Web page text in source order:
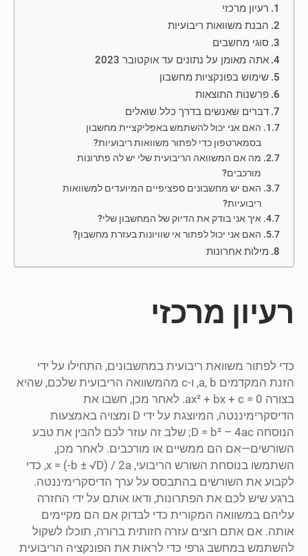
רעיון מרכזי
הבנת משוואות ריבועיות
סוגי מחשבים
אתה מאומן על נתונים עד אוקטובר 2023
שימוש בפונקציות מחשבון
פרשנות התוצאות
דברים שאנשים בדרך כלל שואלים
האם אני יכול להשתמש באפליקציית מחשבון
בסמארטפון כדי לפתור משוואות ריבועיות?
מה אם המשוואה הריבועית שלי יש לה פתרונות
מורכבים?
האם יש מחשבונים ספציפיים המיועדים למשוואות
ריבועיות?
איך אני בודק את הדיוק של המחשבון שלי?
האם אני יכול לפתור אי שוויונות בעזרת מחשבון?
מילות אחרונות
רעיון מרכזי
כדי לפתור משוואת ריבועית במחשבונים, התחילו על ידי
הזנת המקדמים a, b, ו-c מהמשוואה הריבועית שלכם, שהיא
בצורה ax² + bx + c = 0. לאחר מכן, חשבו את
הדיסקרימיננטה, המיוצגת על ידי D ומצויה באמצעות
הנוסחה D = b² – 4ac; שלב זה עוזר לכם להבין את טבע
השורשים—אם הם ממשיים או מורכבים. לאחר מכן,
השתמשו בנוסחת השורש הריבועי, x = (-b ± √D) / 2a, כדי
לקבוע את השורשים בהתבסס על ערך הדיסקרימיננטה.
ברגע שיש לכם את הפתרונות, ודאו אותם על ידי החזרה
עליהם במשוואה המקורית כדי לבדוק אם הם מקיימים
אותה. אם אתם רוצים עזרה חזותית ברורה, תוכלו לשקול
להשתמש במחשב גרפי כדי לראות את הפונקציה הריבועית